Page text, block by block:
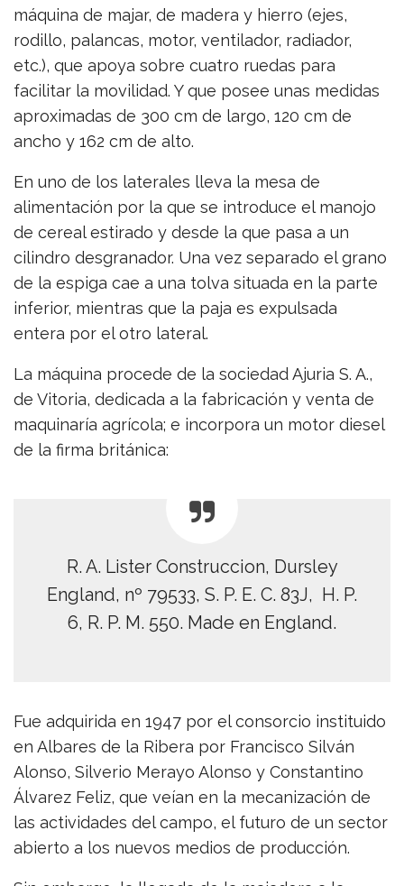
máquina de majar, de madera y hierro (ejes,
rodillo, palancas, motor, ventilador, radiador,
etc.), que apoya sobre cuatro ruedas para
facilitar la movilidad. Y que posee unas medidas
aproximadas de 300 cm de largo, 120 cm de
ancho y 162 cm de alto.
En uno de los laterales lleva la mesa de
alimentación por la que se introduce el manojo
de cereal estirado y desde la que pasa a un
cilindro desgranador. Una vez separado el grano
de la espiga cae a una tolva situada en la parte
inferior, mientras que la paja es expulsada
entera por el otro lateral.
La máquina procede de la sociedad Ajuria S. A.,
de Vitoria, dedicada a la fabricación y venta de
maquinaría agrícola; e incorpora un motor diesel
de la firma británica:
R. A. Lister Construccion, Dursley
England, nº 79533, S. P. E. C. 83J, H. P.
6, R. P. M. 550. Made en England.
Fue adquirida en 1947 por el consorcio instituido
en Albares de la Ribera por Francisco Silván
Alonso, Silverio Merayo Alonso y Constantino
Álvarez Feliz, que veían en la mecanización de
las actividades del campo, el futuro de un sector
abierto a los nuevos medios de producción.